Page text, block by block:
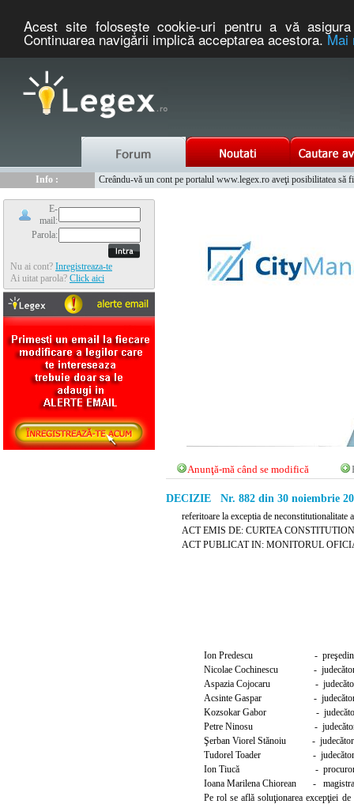
Acest site foloseşte cookie-uri pentru a vă
Continuarea navigării implică acceptarea acestora.Mai
Info :
Creându-vă un cont pe portalul www.legex.ro aveţi posibilitatea să
E-
mail:
Parola:
Nu ai cont? Inregistreaza-te
Ai uitat parola? Click aici
Anunţă-mă când se modifică
DECIZIE Nr. 882 din 30 noiembrie
referitoare la exceptia de
ACT EMIS DE: CURTEA
ACT PUBLICAT IN: MONITORUL
Ion Predescu -
Nicolae Cochinescu
-
Aspazia Cojocaru -
Acsinte Gaspar -
Kozsokar Gabor -
Petre Ninosu -
Şerban Viorel Stănoiu - judecător
Tudorel Toader - judecător
Ion Tiucă -
Ioana Marilena Chiorean -
Pe rol se află soluţionarea excepţiei